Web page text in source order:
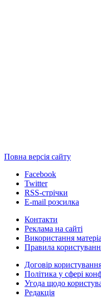
Повна версія сайту
Facebook
Twitter
RSS-стрічки
E-mail розсилка
Контакти
Реклама на сайті
Використання
Правила
Договір
Політика у сфері
Угода щодо
Редакція